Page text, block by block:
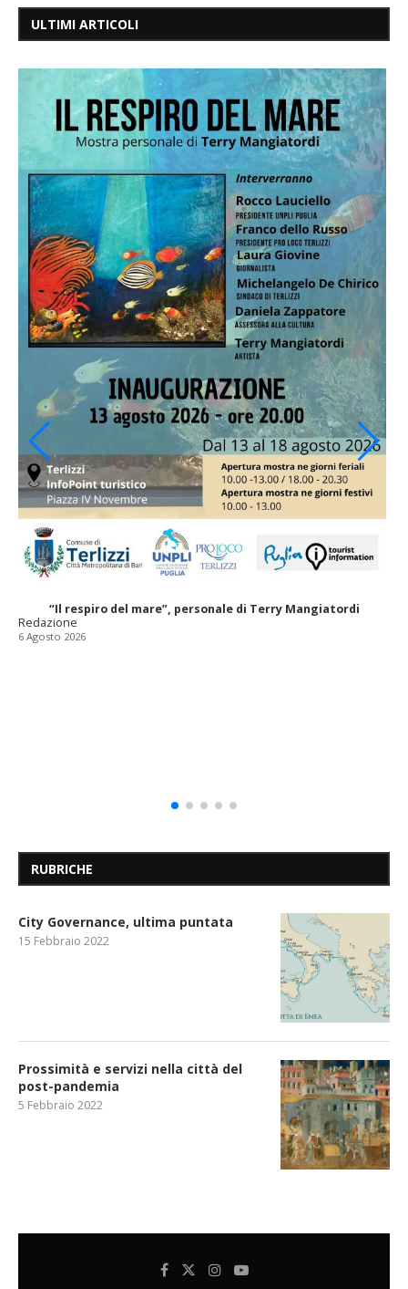
ULTIMI ARTICOLI
“Il respiro del mare”, personale di Terry Mangiatordi
Redazione
6 Agosto 2026
RUBRICHE
City Governance, ultima puntata
15 Febbraio 2022
Prossimità e servizi nella città del
post-pandemia
5 Febbraio 2022